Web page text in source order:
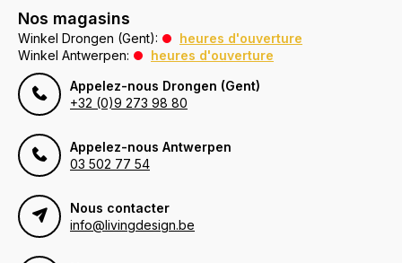
Nos magasins
Winkel Drongen (Gent):
heures d'ouverture
Winkel Antwerpen:
heures d'ouverture
Appelez-nous Drongen (Gent)
+32 (0)9 273 98 80
Appelez-nous Antwerpen
03 502 77 54
Nous contacter
info@livingdesign.be